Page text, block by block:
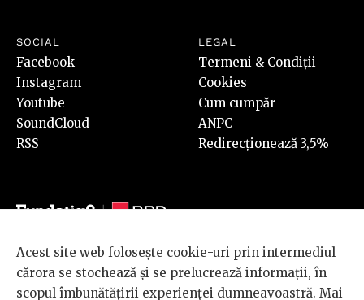
SOCIAL
Facebook
Instagram
Youtube
SoundCloud
RSS
LEGAL
Termeni & Condiții
Cookies
Cum cumpăr
ANPC
Redirecționează 3,5%
© 2026 BRD Groupe Société Générale, toate drepturile rezervate.
Scena 9 este un proiect sustinut de
BRD GROUPE SOCIÉTÉ
Acest site web folosește cookie-uri prin intermediul
cărora se stochează și se prelucrează informații, în
scopul îmbunătățirii experienței dumneavoastră. Mai